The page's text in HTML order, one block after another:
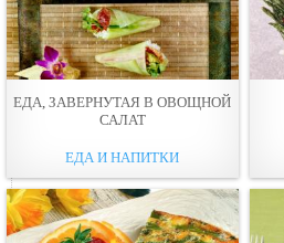
ЕДА, ЗАВЕРНУТАЯ В ОВОЩНОЙ
САЛАТ
ЕДА И НАПИТКИ